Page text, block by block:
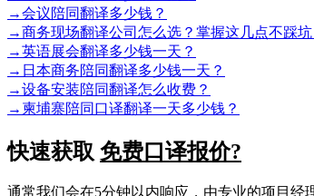
→会议陪同翻译多少钱？
→商务现场翻译公司怎么选？掌握这几点不踩坑
→英语展会翻译多少钱一天？
→ 日本商务陪同翻译多少钱一天？
→设备安装陪同翻译怎么收费？
→ 柬埔寨陪同口译翻译一天多少钱？
快速获取 免费口译报价?
通常我们会在5分钟以内响应，由专业的项目经